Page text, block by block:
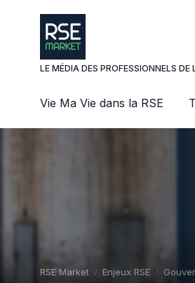
LE MÉDIA DES PROFESSIONNELS DE
Vie Ma Vie dans la RSE
RSE Market Enjeux RSE